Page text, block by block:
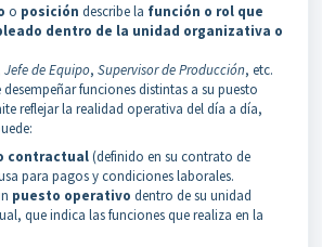
o posición describe la función o rol que
dentro de la unidad organizativa o
Jefe de Equipo, Supervisor de Producción, etc.
funciones distintas a su puesto
reflejar la realidad operativa del día a día,
contractual(definido en su contrato de
para pagos y condiciones laborales.
puesto operativo dentro de su unidad
que indica las funciones que realiza en la